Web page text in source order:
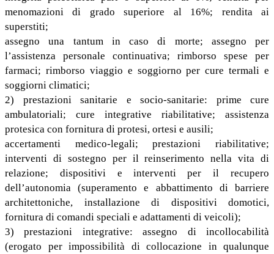
menomazioni di grado superiore al 16%; rendita ai
superstiti;
assegno una tantum in caso di morte; assegno per
l’assistenza personale continuativa; rimborso spese per
farmaci; rimborso viaggio e soggiorno per cure termali e
soggiorni climatici;
2) prestazioni sanitarie e socio-sanitarie: prime cure
ambulatoriali; cure integrative riabilitative; assistenza
protesica con fornitura di protesi, ortesi e ausili;
accertamenti medico-legali; prestazioni riabilitative;
interventi di sostegno per il reinserimento nella vita di
relazione; dispositivi e interventi per il recupero
dell’autonomia (superamento e abbattimento di barriere
architettoniche, installazione di dispositivi domotici,
fornitura di comandi speciali e adattamenti di veicoli);
3) prestazioni integrative: assegno di incollocabilità
(erogato per impossibilità di collocazione in qualunque